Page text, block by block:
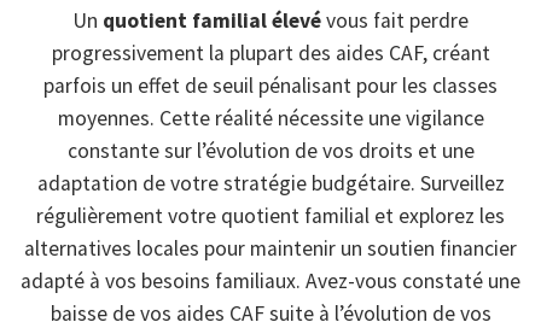
Un quotient familial élevévous fait perdre
progressivement la plupart des aides CAF, créant
parfois un effet de seuil pénalisant pour les classes
moyennes. Cette réalité nécessite une vigilance
constante sur l’évolution de vos droits et une
adaptation de votre stratégie budgétaire. Surveillez
régulièrement votre quotient familial et explorez les
alternatives locales pour maintenir un soutien financier
adapté à vos besoins familiaux. Avez-vous constaté une
baisse de vos aides CAF suite à l’évolution de vos